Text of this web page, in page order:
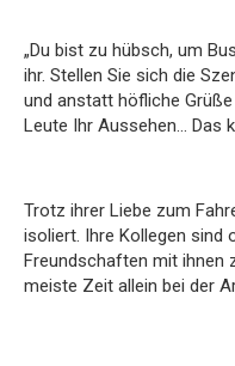
„Du bist zu hübsch, um
ihr. Stellen Sie sich die
und anstatt höfliche
Leute Ihr Aussehen… Das
Trotz ihrer Liebe zum
isoliert. Ihre Kollegen sind
Freundschaften mit ihnen
meiste Zeit allein bei der